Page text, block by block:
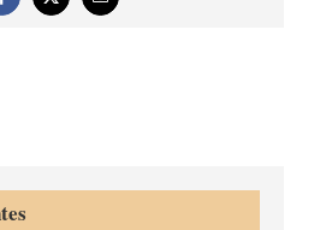
Facebook
X
Correo
electrónico